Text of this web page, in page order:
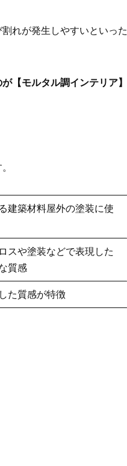
れが発生しやすいといった
【モルタル調インテリア】
建築材料屋外の塗装に使
スや塗装などで表現した
質感
た質感が特徴